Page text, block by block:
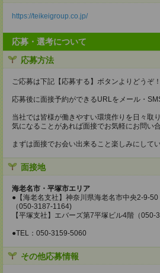
https://teikeigroup.co.jp/
応募・選考について
応募方法
ご応募は下記【応募する】ボタンよりどうぞ
応募後に面接予約ができるURLをメール・
当社では皆様が働きやすい環境作りを日々取
気になることがあれば面接でお気軽にお問い
まずは面接でお会い出来ること楽しみにして
面接地
海老名市・平塚市エリア
●【海老名支社】神奈川県海老名市中央2-9-
（050-3187-1164)
【平塚支社】エバーズ第7平塚ビル4階（050-
●TEL：050-3159-5060
その他応募情報